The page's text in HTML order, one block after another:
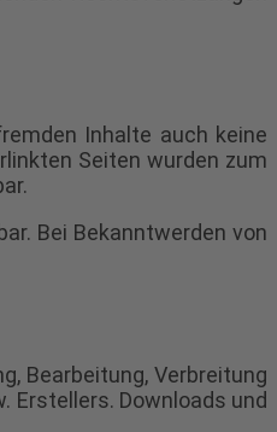
Inhalte auch keine
Seiten wurden zum
Bei Bekanntwerden von
Bearbeitung, Verbreitung
Erstellers. Downloads und